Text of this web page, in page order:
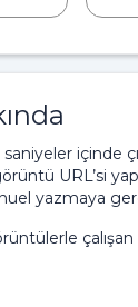
içinde
URL’si
yazmaya